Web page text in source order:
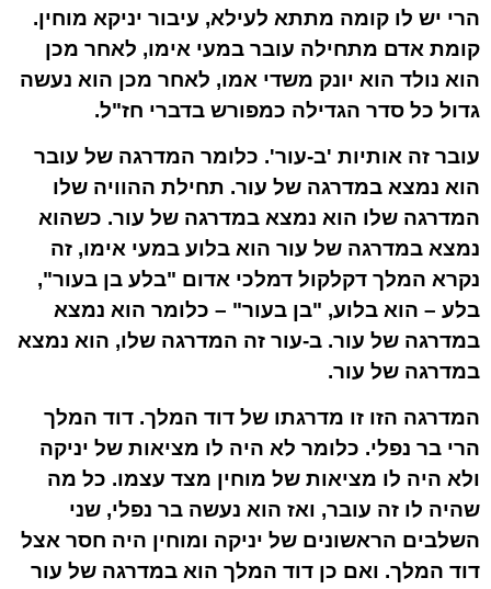
הרי יש לו קומה מתתא לעילא, עיבור יניקא מוחין.
קומת אדם מתחילה עובר במעי אימו, לאחר מכן
הוא נולד הוא יונק משדי אמו, לאחר מכן הוא נעשה
גדול כל סדר הגדילה כמפורש בדברי חז"ל.
עובר זה אותיות 'ב-עור'. כלומר המדרגה של עובר
הוא נמצא במדרגה של עור. תחילת ההוויה שלו
המדרגה שלו הוא נמצא במדרגה של עור. כשהוא
נמצא במדרגה של עור הוא בלוע במעי אימו, זה
נקרא המלך דקלקול דמלכי אדום "בלע בן בעור",
בלע – הוא בלוע, "בן בעור" – כלומר הוא נמצא
במדרגה של עור. ב-עור זה המדרגה שלו, הוא נמצא
במדרגה של עור.
המדרגה הזו זו מדרגתו של דוד המלך. דוד המלך
הרי בר נפלי. כלומר לא היה לו מציאות של יניקה
ולא היה לו מציאות של מוחין מצד עצמו. כל מה
שהיה לו זה עובר, ואז הוא נעשה בר נפלי, שני
השלבים הראשונים של יניקה ומוחין היה חסר אצל
דוד המלך. ואם כן דוד המלך הוא במדרגה של עור